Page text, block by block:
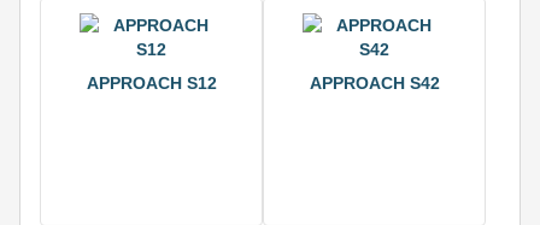
APPROACH S12 APPROACH S42